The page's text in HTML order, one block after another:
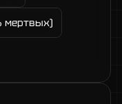
мертвых)